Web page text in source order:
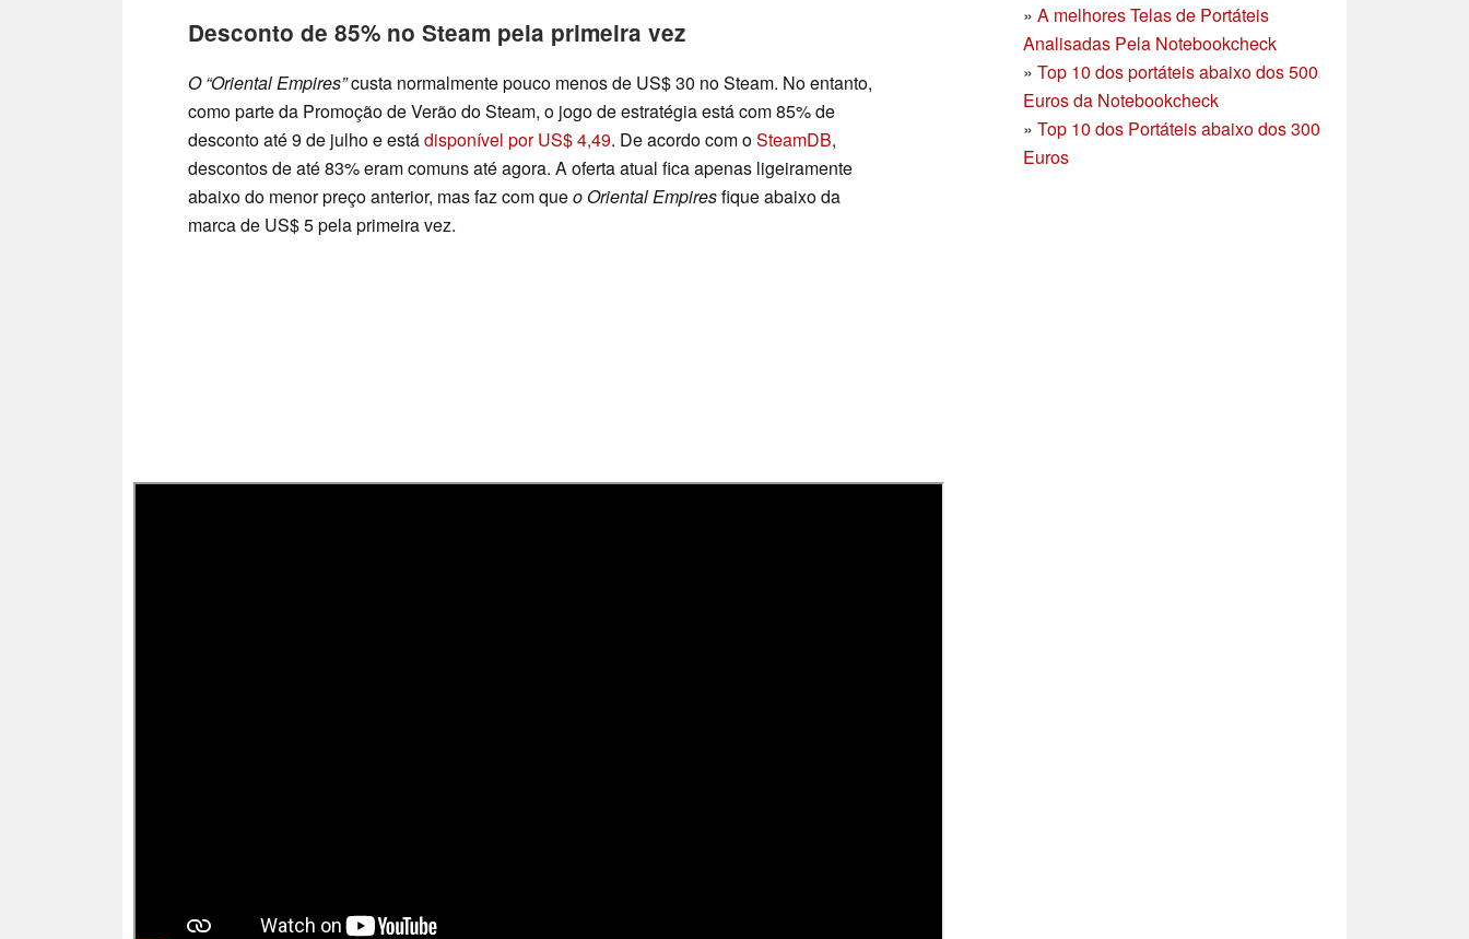
» A melhores Telas de Portáteis
Analisadas Pela Notebookcheck
» Top 10 dos portáteis abaixo dos 500
Euros da Notebookcheck
» Top 10 dos Portáteis abaixo dos 300
Euros
Desconto de 85% no Steam pela primeira vez
O “Oriental Empires”custa normalmente pouco menos de US$ 30 no Steam. No entanto,
como parte da Promoção de Verão do Steam, o jogo de estratégia está com 85% de
desconto até 9 de julho e estádisponível por US$ 4,49. De acordo com oSteamDB,
descontos de até 83% eram comuns até agora. A oferta atual fica apenas ligeiramente
abaixo do menor preço anterior, mas faz com queo Oriental Empiresfique abaixo da
marca de US$ 5 pela primeira vez.